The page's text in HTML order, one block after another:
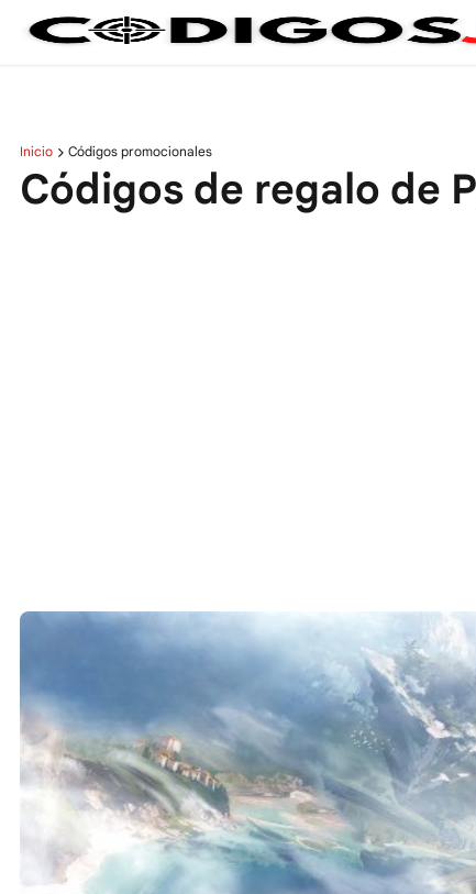
Inicio Códigos promocionales
Códigos de regalo de